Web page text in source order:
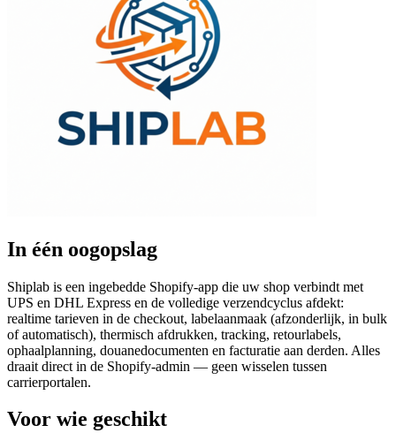
In één oogopslag
Shiplab is een ingebedde Shopify-app die uw shop verbindt met
UPS en DHL Express en de volledige verzendcyclus afdekt:
realtime tarieven in de checkout, labelaanmaak (afzonderlijk, in bulk
of automatisch), thermisch afdrukken, tracking, retourlabels,
ophaalplanning, douanedocumenten en facturatie aan derden. Alles
draait direct in de Shopify-admin — geen wisselen tussen
carrierportalen.
Voor wie geschikt